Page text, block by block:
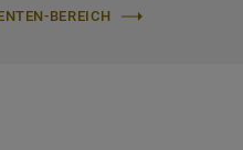
BEREICH